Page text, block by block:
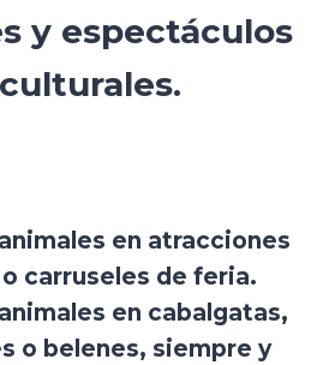
y espectáculos
en atracciones
carruseles de feria.
en cabalgatas,
o belenes, siempre y